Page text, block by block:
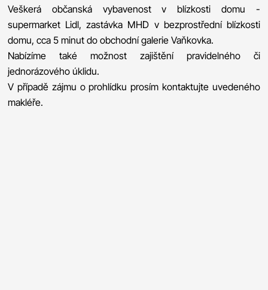
Veškerá občanská vybavenost v blízkosti domu -
supermarket Lidl, zastávka MHD v bezprostřední blízkosti
domu, cca 5 minut do obchodní galerie Vaňkovka.
Nabízíme také možnost zajištění pravidelného či
jednorázového úklidu.
V případě zájmu o prohlídku prosím kontaktujte uvedeného
makléře.